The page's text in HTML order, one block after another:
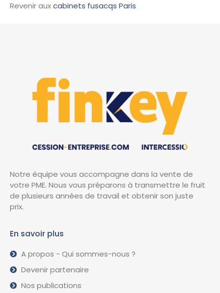
Revenir auxcabinets fusacqs Paris
Notre équipe vous accompagne dans la vente de
votre PME. Nous vous préparons à transmettre le fruit
de plusieurs années de travail et obtenir son juste
prix.
En savoir plus
A propos - Qui sommes-nous ?
Devenir partenaire
Nos publications